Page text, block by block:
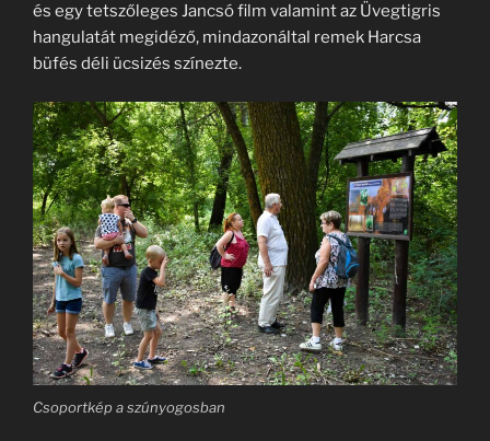
és egy tetszőleges Jancsó film valamint az Üvegtigris
hangulatát megidéző, mindazonáltal remek Harcsa
büfés déli ücsizés színezte.
Csoportkép a szúnyogosban